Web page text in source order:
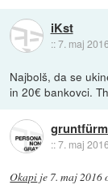
iKst
::7. maj
Najbolš, da se
in 20€ bankovci.
::7. maj
Okapi je 7. maj 2016